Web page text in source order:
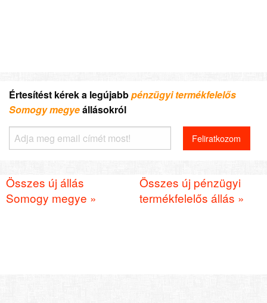
Értesítést kérek a legújabbpénzügyi termékfelelős
Somogy megyeállásokról
Összes új állás
Somogy megye »
Összes új pénzügyi
termékfelelős állás »